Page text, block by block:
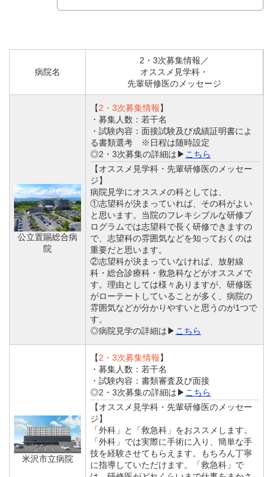
病院名
2・3次募集情報／
オススメ見学科・
先輩研修医のメッセージ
公立置賜総合病
院
【2・3次募集情報】
・募集人数：若干名
・試験内容：面接試験及び成績証明書によ
る書類選考 ※日程は随時設定
◎2・3次募集の詳細は▶ こちら
【オススメ見学科・先輩研修医のメッセー
ジ】
病院見学にオススメの科としては、
①志望科が決まっていれば、その科がよい
と思います。当院のフレキシブルな研修プ
ログラムでは志望科で長く研修できますの
で、志望科の雰囲気などを知っておくのは
重要だと思います。
②志望科が決まっていなければ、放射線
科・総合診療科・救急科などがオススメで
す。理由としては様々ありますが、研修医
がローテートしていることが多く、病院の
雰囲気などが分かりやすいと思うのが1つで
す。
◎病院見学の詳細は▶ こちら
米沢市立病院
【2・3次募集情報】
・募集人数：若干名
・試験内容：書類審査及び面接
◎2・3次募集の詳細は▶ こちら
【オススメ見学科・先輩研修医のメッセー
ジ】
「外科」と「救急科」をおススメします。
「外科」では実際に手術に入り、簡単な手
技を経験させてもらえます。もちろん丁寧
に指導していただけます。「救急科」で